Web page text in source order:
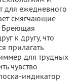
для ежедневного
смягчающие
Бреющая
к другу, что
прилагать
для трудных
чувство
индикатор